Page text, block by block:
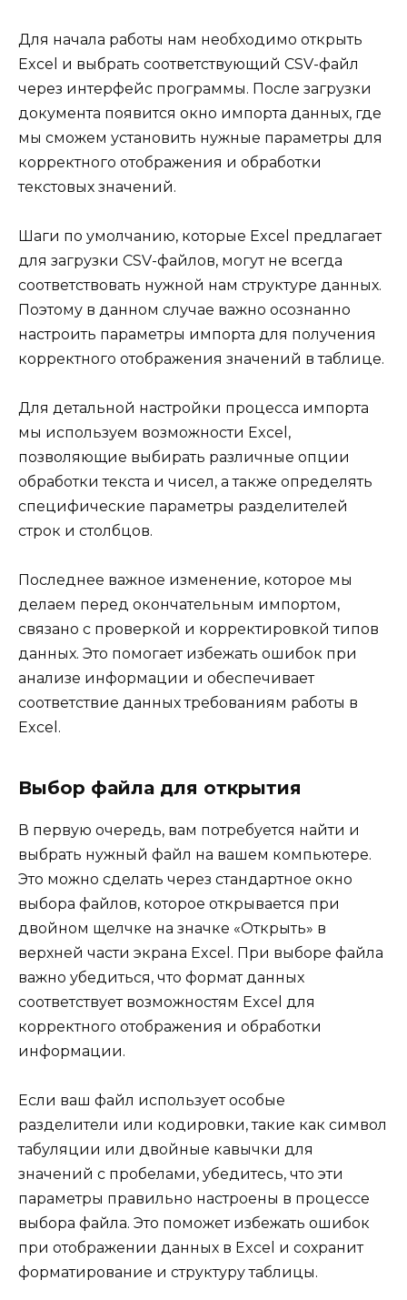
Для начала работы нам необходимо открыть
Excel и выбрать соответствующий CSV-файл
через интерфейс программы. После загрузки
документа появится окно импорта данных, где
мы сможем установить нужные параметры для
корректного отображения и обработки
текстовых значений.
Шаги по умолчанию, которые Excel предлагает
для загрузки CSV-файлов, могут не всегда
соответствовать нужной нам структуре данных.
Поэтому в данном случае важно осознанно
настроить параметры импорта для получения
корректного отображения значений в таблице.
Для детальной настройки процесса импорта
мы используем возможности Excel,
позволяющие выбирать различные опции
обработки текста и чисел, а также определять
специфические параметры разделителей
строк и столбцов.
Последнее важное изменение, которое мы
делаем перед окончательным импортом,
связано с проверкой и корректировкой типов
данных. Это помогает избежать ошибок при
анализе информации и обеспечивает
соответствие данных требованиям работы в
Excel.
Выбор файла для открытия
В первую очередь, вам потребуется найти и
выбрать нужный файл на вашем компьютере.
Это можно сделать через стандартное окно
выбора файлов, которое открывается при
двойном щелчке на значке «Открыть» в
верхней части экрана Excel. При выборе файла
важно убедиться, что формат данных
соответствует возможностям Excel для
корректного отображения и обработки
информации.
Если ваш файл использует особые
разделители или кодировки, такие как символ
табуляции или двойные кавычки для
значений с пробелами, убедитесь, что эти
параметры правильно настроены в процессе
выбора файла. Это поможет избежать ошибок
при отображении данных в Excel и сохранит
форматирование и структуру таблицы.